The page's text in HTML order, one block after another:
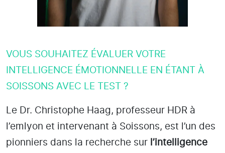
VOUS SOUHAITEZ ÉVALUER VOTRE
INTELLIGENCE ÉMOTIONNELLE EN ÉTANT À
SOISSONS AVEC LE TEST ?
Le Dr. Christophe Haag, professeur HDR à
l’emlyon et intervenant à Soissons, est l’un des
pionniers dans la recherche sur l’intelligence